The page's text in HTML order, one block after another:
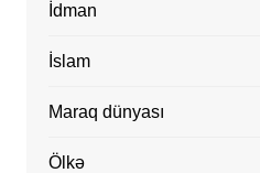
İdman
İslam
Maraq dünyası
Ölkə